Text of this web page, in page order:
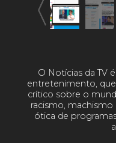
O Notícias da TV
entretenimento,
crítico sobre o
racismo,
ótica de